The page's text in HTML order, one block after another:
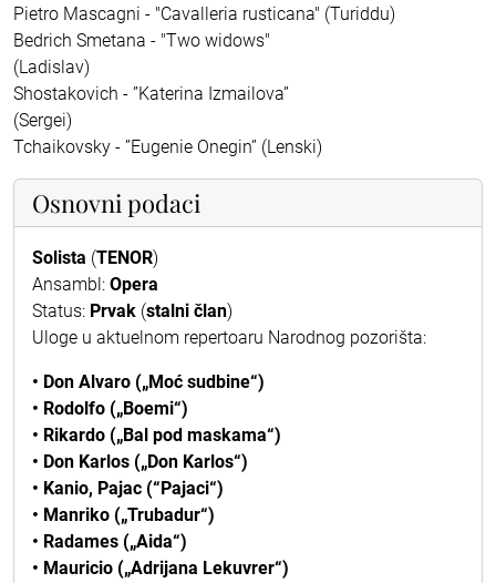
Pietro Mascagni - "Cavalleria rusticana" (Turiddu)
Bedrich Smetana - "Two widows"
(Ladislav)
Shostakovich - ”Katerina Izmailova”
(Sergei)
Tchaikovsky - ”Eugenie Onegin” (Lenski)
Osnovni podaci
Solista (TENOR)
Ansambl: Opera
Status: Prvak (stalni član)
Uloge u aktuelnom repertoaru Narodnog pozorišta:
• Don Alvaro („Moć sudbine“)
• Rodolfo („Boemi“)
• Rikardo („Bal pod maskama“)
• Don Karlos („Don Karlos“)
• Kanio, Pajac (“Pajaci“)
• Manriko („Trubadur“)
• Radames („Aida“)
• Mauricio („Adrijana Lekuvrer“)